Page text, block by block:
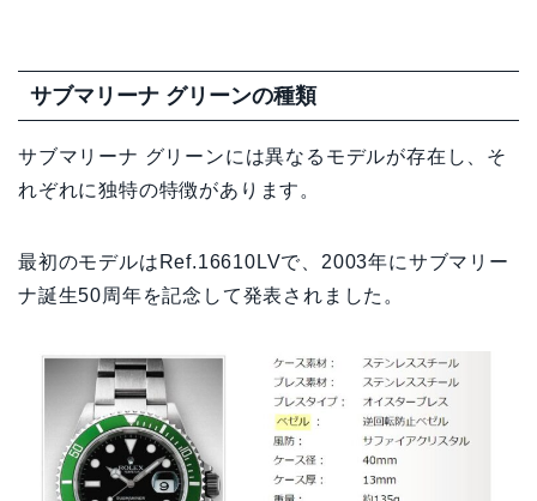
サブマリーナ グリーンの種類
サブマリーナ グリーンには異なるモデルが存在し、そ
れぞれに独特の特徴があります。
最初のモデルはRef.16610LVで、2003年にサブマリー
ナ誕生50周年を記念して発表されました。